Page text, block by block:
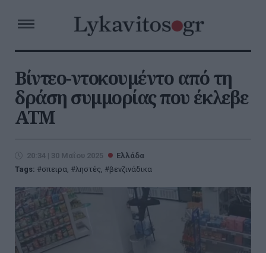
Βίντεο-ντοκουμέντο από τη
δράση συμμορίας που έκλεβε
ΑΤΜ
20:34 | 30 Μαΐου 2025
Ελλάδα
Tags:
σπειρα, ληστές, βενζινάδικα